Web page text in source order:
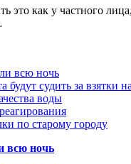
как у частного
всю ночь
судить за взятки
воды
по старому городу
всю ночь